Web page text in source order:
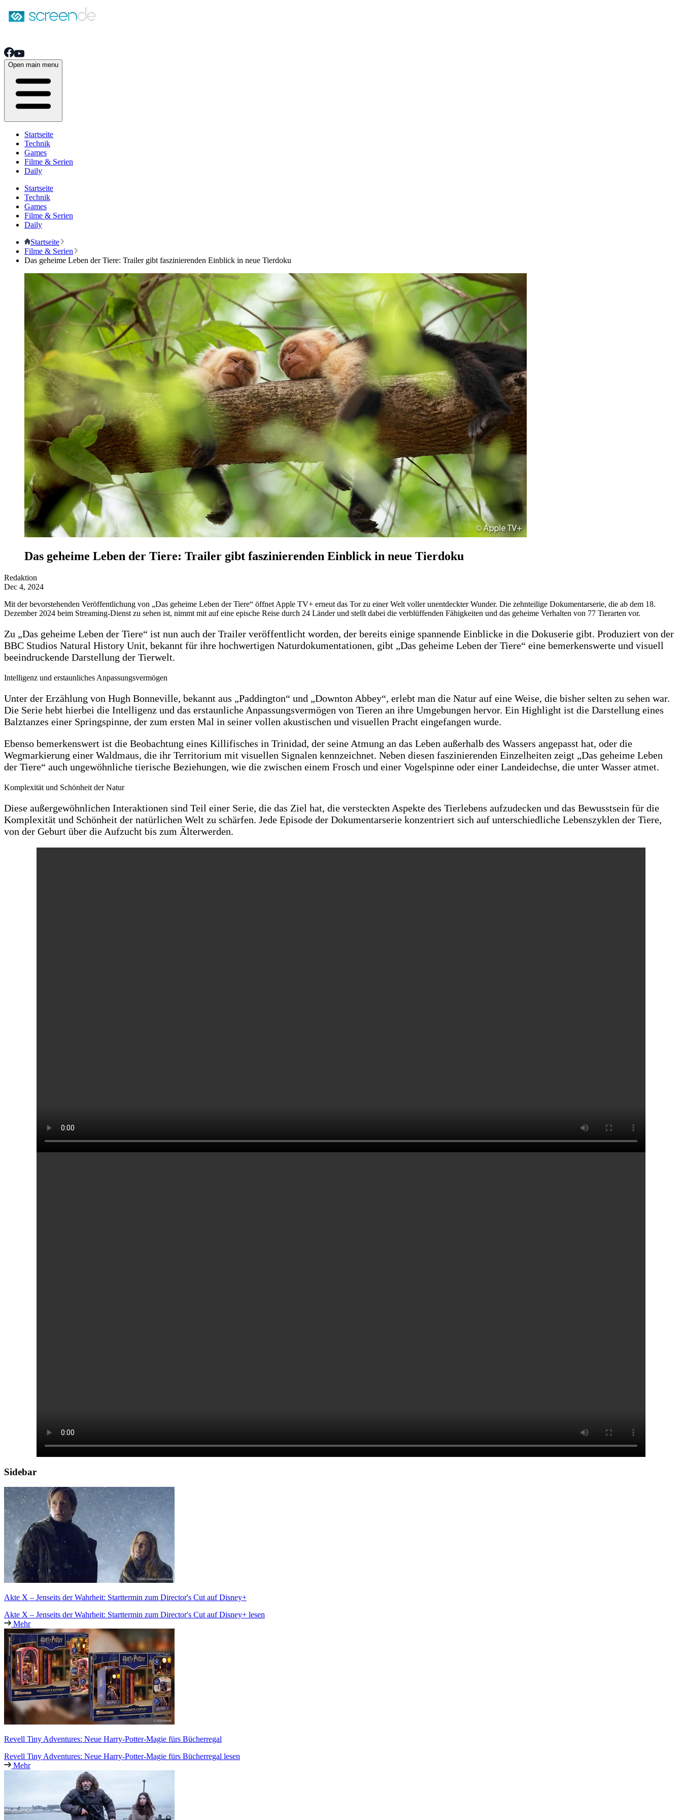
Open main menu
Startseite
Technik
Games
Filme & Serien
Daily
Startseite
Technik
Games
Filme & Serien
Daily
Startseite
Filme & Serien
Das geheime Leben der Tiere: Trailer gibt faszinierenden Einblick in neue Tierdoku
Das geheime Leben der Tiere: Trailer gibt faszinierenden Einblick in neue Tierdoku
Redaktion
Dec 4, 2024
Mit der bevorstehenden Veröffentlichung von „Das geheime Leben der Tiere“ öffnet Apple TV+ erneut das Tor zu einer Welt voller unentdeckter Wunder. Die zehnteilige Dokumentarserie, die ab dem 18.
Dezember 2024 beim Streaming-Dienst zu sehen ist, nimmt mit auf eine epische Reise durch 24 Länder und stellt dabei die verblüffenden Fähigkeiten und das geheime Verhalten von 77 Tierarten vor.
Zu „Das geheime Leben der Tiere“ ist nun auch der Trailer veröffentlicht worden, der bereits einige spannende Einblicke in die Dokuserie gibt. Produziert von der
BBC Studios Natural History Unit, bekannt für ihre hochwertigen Naturdokumentationen, gibt „Das geheime Leben der Tiere“ eine bemerkenswerte und visuell
beeindruckende Darstellung der Tierwelt.
Intelligenz und erstaunliches Anpassungsvermögen
Unter der Erzählung von Hugh Bonneville, bekannt aus „Paddington“ und „Downton Abbey“, erlebt man die Natur auf eine Weise, die bisher selten zu sehen war.
Die Serie hebt hierbei die Intelligenz und das erstaunliche Anpassungsvermögen von Tieren an ihre Umgebungen hervor. Ein Highlight ist die Darstellung eines
Balztanzes einer Springspinne, der zum ersten Mal in seiner vollen akustischen und visuellen Pracht eingefangen wurde.
Ebenso bemerkenswert ist die Beobachtung eines Killifisches in Trinidad, der seine Atmung an das Leben außerhalb des Wassers angepasst hat, oder die
Wegmarkierung einer Waldmaus, die ihr Territorium mit visuellen Signalen kennzeichnet. Neben diesen faszinierenden Einzelheiten zeigt „Das geheime Leben
der Tiere“ auch ungewöhnliche tierische Beziehungen, wie die zwischen einem Frosch und einer Vogelspinne oder einer Landeidechse, die unter Wasser atmet.
Komplexität und Schönheit der Natur
Diese außergewöhnlichen Interaktionen sind Teil einer Serie, die das Ziel hat, die versteckten Aspekte des Tierlebens aufzudecken und das Bewusstsein für die
Komplexität und Schönheit der natürlichen Welt zu schärfen. Jede Episode der Dokumentarserie konzentriert sich auf unterschiedliche Lebenszyklen der Tiere,
von der Geburt über die Aufzucht bis zum Älterwerden.
Sidebar
Akte X – Jenseits der Wahrheit: Starttermin zum Director's Cut auf Disney+
Akte X – Jenseits der Wahrheit: Starttermin zum Director's Cut auf Disney+ lesen
Mehr
Revell Tiny Adventures: Neue Harry-Potter-Magie fürs Bücherregal
Revell Tiny Adventures: Neue Harry-Potter-Magie fürs Bücherregal lesen
Mehr